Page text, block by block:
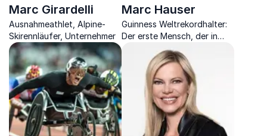
Marc Girardelli
Ausnahmeathlet, Alpine-
Skirennläufer, Unternehmer
Marc Hauser
Guinness Weltrekordhalter:
Der erste Mensch, der in
den Jetstream sprang